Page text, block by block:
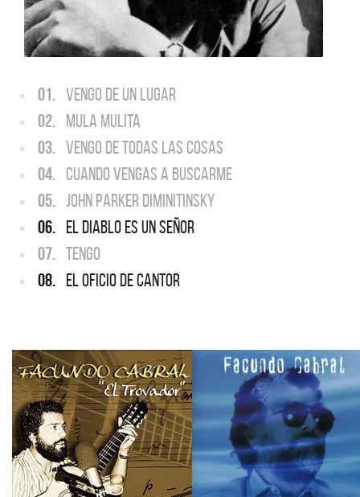
01. VENGO DE UN LUGAR
02. MULA MULITA
03. VENGO DE TODAS LAS COSAS
04. CUANDO VENGAS A BUSCARME
05. JOHN PARKER DIMINITINSKY
06. EL DIABLO ES UN SEÑOR
07. TENGO
08. EL OFICIO DE CANTOR